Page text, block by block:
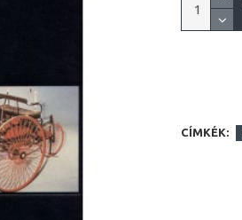
CÍMKÉK: